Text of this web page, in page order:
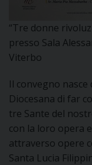
PRIVACY
COOKIE POLICY
“Tre donne
presso Sala
Viterbo
Il convegno nasce
Diocesana di far
tre Sante del
con la loro opera
attraverso opere
Santa Lucia